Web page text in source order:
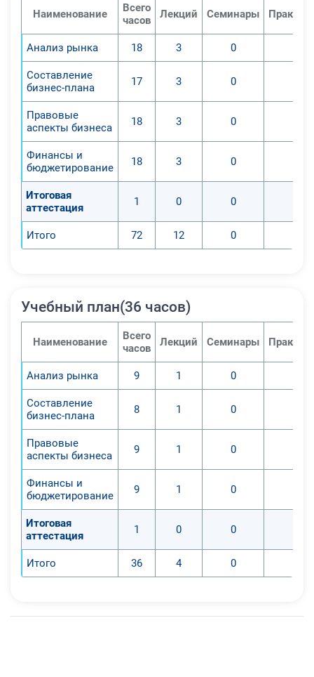
Наименование
Всего
часов
Лекций Семинары
Анализ рынка 18 3 0
Составление
бизнес-плана
17 3 0
Правовые
аспекты бизнеса
18 3 0
Финансы и
бюджетирование
18 3 0
Итоговая
аттестация
1 0 0
Итого 72 12 0
Учебный план(36 часов)
Наименование
Всего
часов
Лекций Семинары
Анализ рынка 9 1 0
Составление
бизнес-плана
8 1 0
Правовые
аспекты бизнеса
9 1 0
Финансы и
бюджетирование
9 1 0
Итоговая
аттестация
1 0 0
Итого 36 4 0